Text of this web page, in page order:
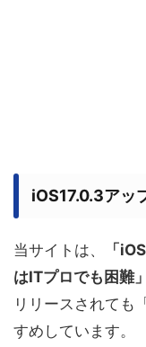
iOS17.0.3アッ
当サイトは、
「
はITプロでも困難」
リリースされても
すめしています。